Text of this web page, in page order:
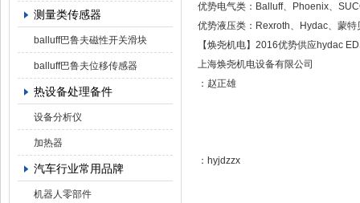
测量类传感器
balluff巴鲁夫磁性开关滑块
balluff巴鲁夫位移传感器
热设备处理备件
设备分析仪
加热器
汽车行业常用品牌
机器人零部件
优势电气类：Balluff、Phoenix
优势液压类：Rexroth、Hydac、蒙
【焕尧机电】2016优势供应hydac
上海焕尧机电设备有限公司
：赵正雄
：hyjdzzx